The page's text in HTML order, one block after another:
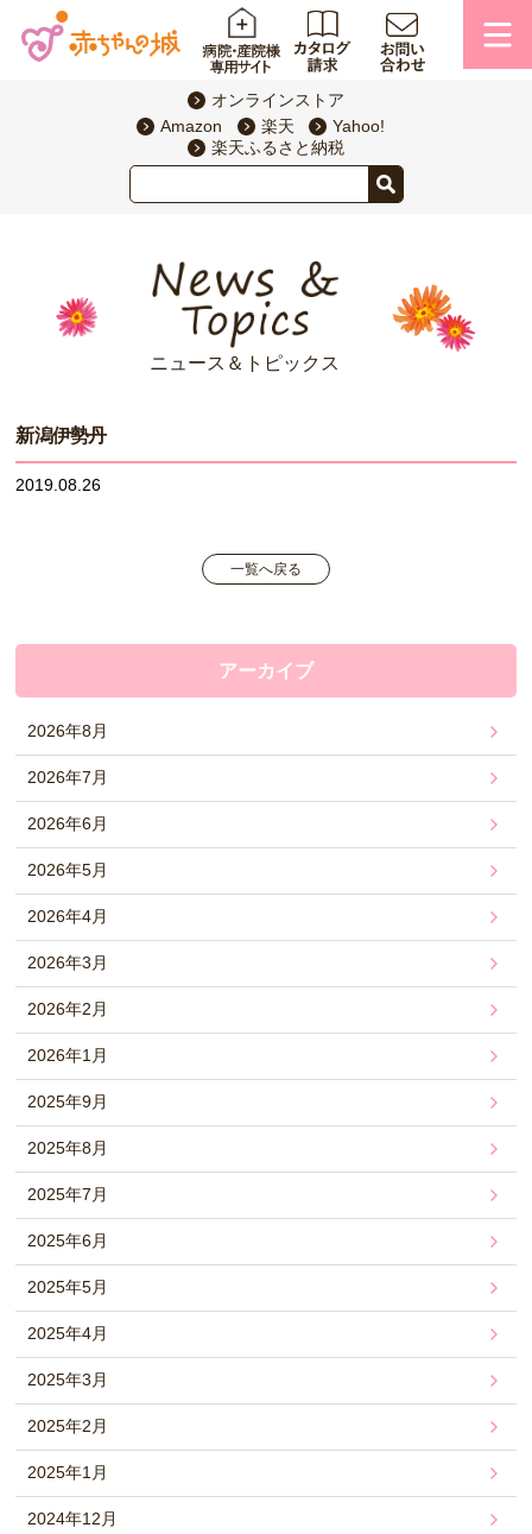
オンラインストア
Amazon
楽天
Yahoo!
楽天ふるさと納税
ニュース＆トピックス
新潟伊勢丹
2019.08.26
一覧へ戻る
アーカイブ
2026年8月
2026年7月
2026年6月
2026年5月
2026年4月
2026年3月
2026年2月
2026年1月
2025年9月
2025年8月
2025年7月
2025年6月
2025年5月
2025年4月
2025年3月
2025年2月
2025年1月
2024年12月